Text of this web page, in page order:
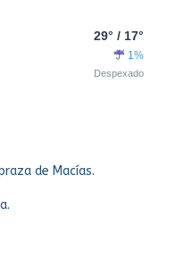
29° / 17°
1%
Despexado
de Macías.